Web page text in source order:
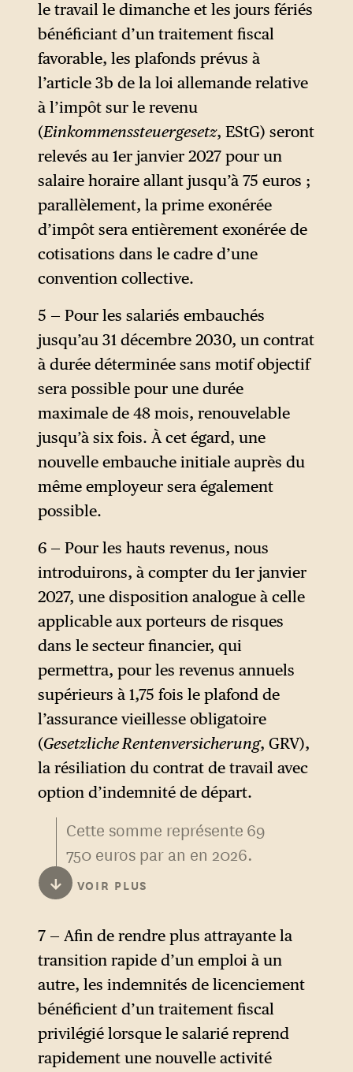
personnes 3 .
le travail le dimanche et les jours fériés
bénéficiant d’un traitement fiscal
favorable, les plafonds prévus à
l’article 3b de la loi allemande relative
à l’impôt sur le revenu
(Einkommenssteuergesetz, EStG) seront
relevés au 1er janvier 2027 pour un
salaire horaire allant jusqu’à 75 euros ;
parallèlement, la prime exonérée
d’impôt sera entièrement exonérée de
cotisations dans le cadre d’une
convention collective.
5 — Pour les salariés embauchés
jusqu’au 31 décembre 2030, un contrat
à durée déterminée sans motif objectif
sera possible pour une durée
maximale de 48 mois, renouvelable
jusqu’à six fois. À cet égard, une
nouvelle embauche initiale auprès du
même employeur sera également
possible.
6 — Pour les hauts revenus, nous
introduirons, à compter du 1er janvier
2027, une disposition analogue à celle
applicable aux porteurs de risques
dans le secteur financier, qui
permettra, pour les revenus annuels
supérieurs à 1,75 fois le plafond de
l’assurance vieillesse obligatoire
(Gesetzliche Rentenversicherung, GRV),
la résiliation du contrat de travail avec
option d’indemnité de départ.
Cette somme représente 69
750 euros par an en 2026.
↓
VOIR PLUS
7 — Afin de rendre plus attrayante la
transition rapide d’un emploi à un
autre, les indemnités de licenciement
bénéficient d’un traitement fiscal
privilégié lorsque le salarié reprend
rapidement une nouvelle activité